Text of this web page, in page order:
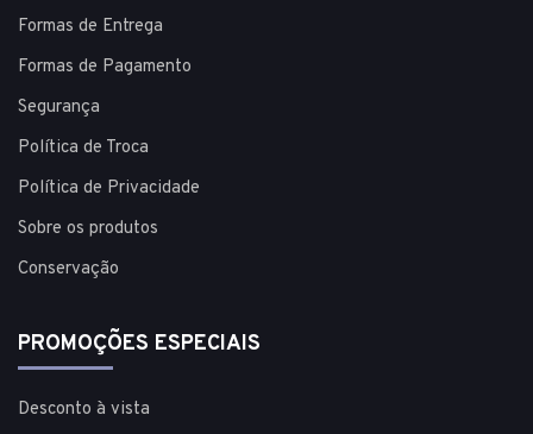
Formas de Entrega
Formas de Pagamento
Segurança
Política de Troca
Política de Privacidade
Sobre os produtos
Conservação
PROMOÇÕES ESPECIAIS
Desconto à vista